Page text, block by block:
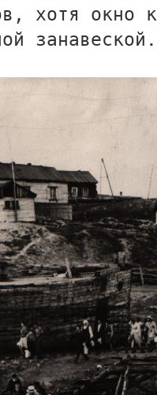
хотя окно
занавеской.